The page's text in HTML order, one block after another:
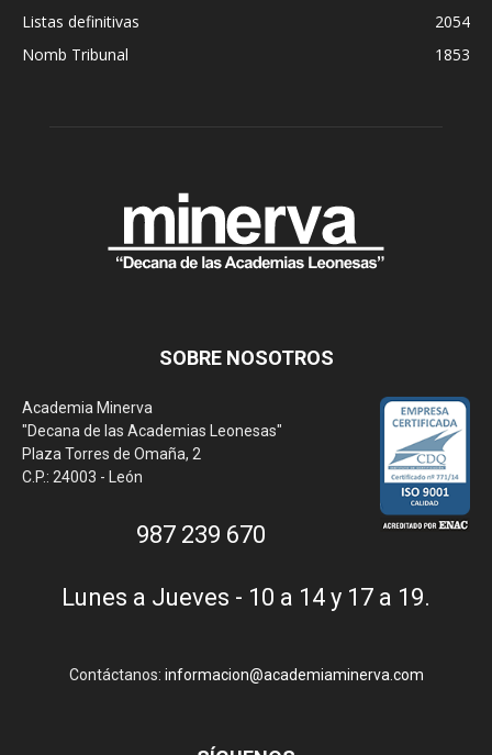
Listas definitivas
2054
Nomb Tribunal
1853
SOBRE NOSOTROS
Academia Minerva
"Decana de las Academias Leonesas"
Plaza Torres de Omaña, 2
C.P.: 24003 - León
987 239 670
Lunes a Jueves - 10 a 14 y 17 a 19.
Contáctanos: informacion@academiaminerva.com